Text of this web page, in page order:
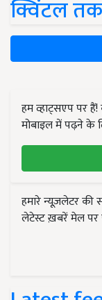
क्विंटल तक
हम व्हाट्सएप पर
मोबाइल में पढ़ने के
हमारे न्यूज़लेटर की
लेटेस्ट ख़बरें मेल पर